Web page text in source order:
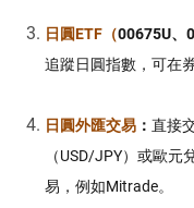
日圓ETF（00675U、
追蹤日圓指數，可在
日圓外匯交易 ： 直接
（USD/JPY）或歐
易，例如Mitrade。